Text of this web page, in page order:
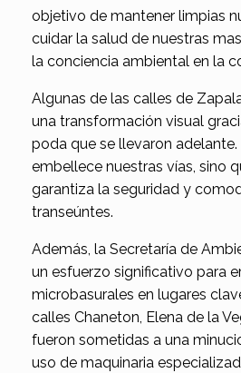
objetivo de mantener limpias
cuidar la salud de nuestras
la conciencia ambiental en la
Algunas de las calles de
una transformación visual
poda que se llevaron
embellece nuestras vías, sino
garantiza la seguridad y
transeúntes.
Además, la Secretaría de
un esfuerzo significativo para
microbasurales en lugares
calles Chaneton, Elena de la
fueron sometidas a una
uso de maquinaria